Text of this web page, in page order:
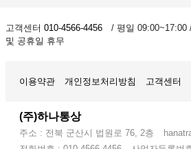
고객센터 010-4566-4456 / 평일 09:00~17:00
및 공휴일 휴무
이용약관 개인정보처리방침 고객센터
(주)하나통상
주소 : 전북 군산시 법원로 76, 2층